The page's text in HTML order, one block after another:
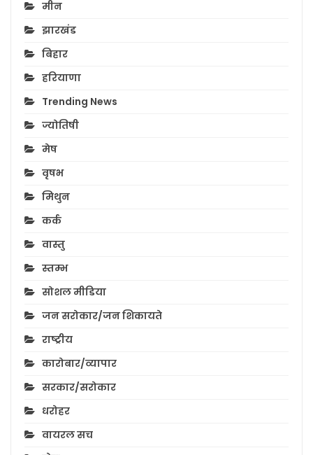
मीन
झारखंड
बिहार
हरियाणा
Trending News
ज्योतिषी
मेष
वृषभ
मिथुन
कर्क
वास्तु
स्तम्भ
सोशल मीडिया
जन सरोकार/जन शिकायते
राष्ट्रीय
कारोबार/व्यापार
सरकार/सरोकार
धरोहर
वायरल सच